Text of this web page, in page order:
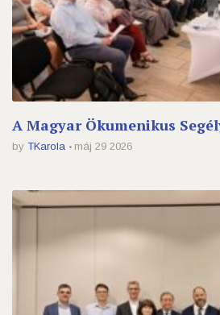
A Magyar Ökumenikus
by TKarola máj 29 2026